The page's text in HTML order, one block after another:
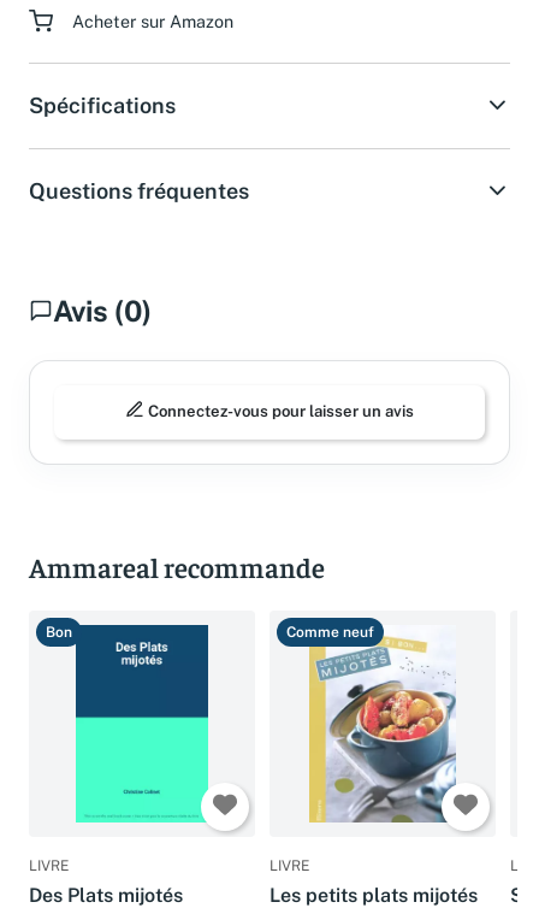
Acheter sur Amazon
Spécifications
Questions fréquentes
Avis (0)
Connectez-vous pour laisser un avis
Ammareal recommande
Bon
LIVRE
Des Plats mijotés
Comme neuf
LIVRE
Les petits plats mijotés